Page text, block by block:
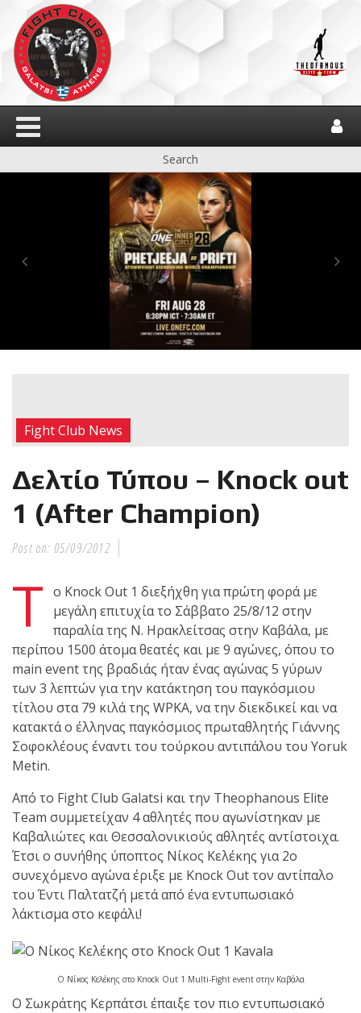
Η Αντωνία
Πρίφτη στο
και πιο
δύσκολο
αγώνα της καριέρας της,
διεκδικεί τον 6ο
παγκόσμιο τίτλο της
για το ONE Atomweight
Kickboxing World
Championship
Νέα
επίσημα T-
shirts του
Ιωάννη
Sejoy Hellas.
Οι αθλητές
του Fight
Club Galatsi
τις καλοκαιρινές
ζωνών!
Fight Club News
Δελτίο Τύπου – Knock out
1 (After Champion)
Post on: 05/09/2012
Τ ο Knock Out 1 διεξήχθη για πρώτη φορά με
μεγάλη επιτυχία το Σάββατο 25/8/12 στην
παραλία της Ν. Ηρακλείτσας στην Καβάλα, με
περίπου 1500 άτομα θεατές και με 9 αγώνες, όπου το
main event της βραδιάς ήταν ένας αγώνας 5 γύρων
των 3 λεπτών για την κατάκτηση του παγκόσμιου
τίτλου στα 79 κιλά της WPKA, να την διεκδικεί και να
κατακτά ο έλληνας παγκόσμιος πρωταθλητής Γιάννης
Σοφοκλέους έναντι του τούρκου αντιπάλου του Υoruk
Metin.
Από το Fight Club Galatsi και την Theophanous Elite
Team συμμετείχαν 4 αθλητές που αγωνίστηκαν με
Kαβαλιώτες και Θεσσαλονικιούς αθλητές αντίστοιχα.
Έτσι ο συνήθης ύποπτος Νίκος Kελέκης για 2ο
συνεχόμενο αγώνα έριξε με Κnock Οut τον αντίπαλο
του Έντι Παλτατζή μετά από ένα εντυπωσιακό
λάκτισμα στο κεφάλι!
Ο Νίκος Κελέκης στο Knock Out 1 Multi-Fight event στην Καβάλα
Ο Σωκράτης Κερπάτσι έπαιξε τον πιο εντυπωσιακό